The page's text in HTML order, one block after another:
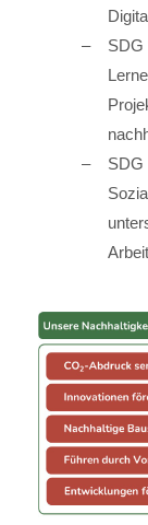
SDG
SDG